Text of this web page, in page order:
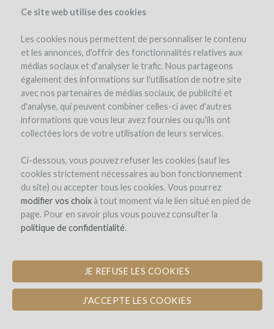
Ce site web utilise des cookies
Les cookies nous permettent de personnaliser le contenu
et les annonces, d'offrir des fonctionnalités relatives aux
médias sociaux et d'analyser le trafic. Nous partageons
également des informations sur l'utilisation de notre site
avec nos partenaires de médias sociaux, de publicité et
d'analyse, qui peuvent combiner celles-ci avec d'autres
informations que vous leur avez fournies ou qu'ils ont
collectées lors de votre utilisation de leurs services.
Ci-dessous, vous pouvez refuser les cookies (sauf les
cookies strictement nécessaires au bon fonctionnement
du site) ou accepter tous les cookies. Vous pourrez
modifier vos choixà tout moment via le lien situé en pied de
page. Pour en savoir plus vous pouvez consulter la
politique de confidentialité.
JE REFUSE LES COOKIES
J'ACCEPTE LES COOKIES
le projet le domaine détails du projet avis d'experts
les remboursements en vin
Domaine Bott
ACHAT DE MATÉRIEL VITICOLE
LE PROJET :